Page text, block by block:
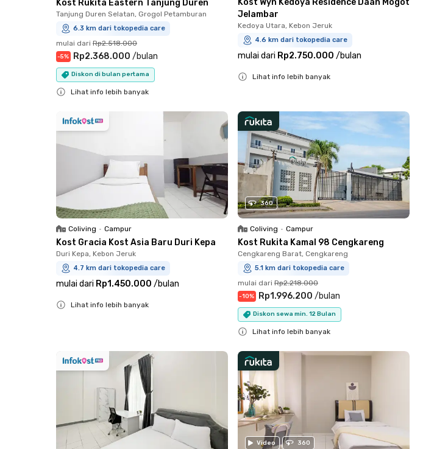
Kost Rukita Eastern Tanjung Duren
Tanjung Duren Selatan, Grogol Petamburan
6.3 km dari tokopedia care
mulai dari Rp2.518.000
-5% Rp2.368.000 /bulan
Diskon di bulan pertama
Lihat info lebih banyak
Jelambar
Kedoya Utara, Kebon Jeruk
4.6 km dari tokopedia care
mulai dari Rp2.750.000 /bulan
Lihat info lebih banyak
Coliving • Campur
Kost Gracia Kost Asia Baru Duri Kepa
Duri Kepa, Kebon Jeruk
4.7 km dari tokopedia care
mulai dari Rp1.450.000 /bulan
Lihat info lebih banyak
360
Coliving • Campur
Kost Rukita Kamal 98 Cengkareng
Cengkareng Barat, Cengkareng
5.1 km dari tokopedia care
mulai dari Rp2.218.000
-10% Rp1.996.200 /bulan
Diskon sewa min. 12 Bulan
Lihat info lebih banyak
Video 360